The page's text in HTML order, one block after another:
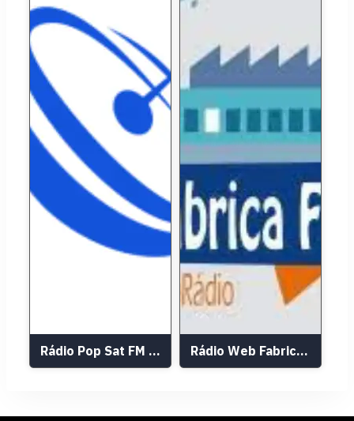
Rádio Pop Sat FM 104,9 Rádio Web Fabrica FM